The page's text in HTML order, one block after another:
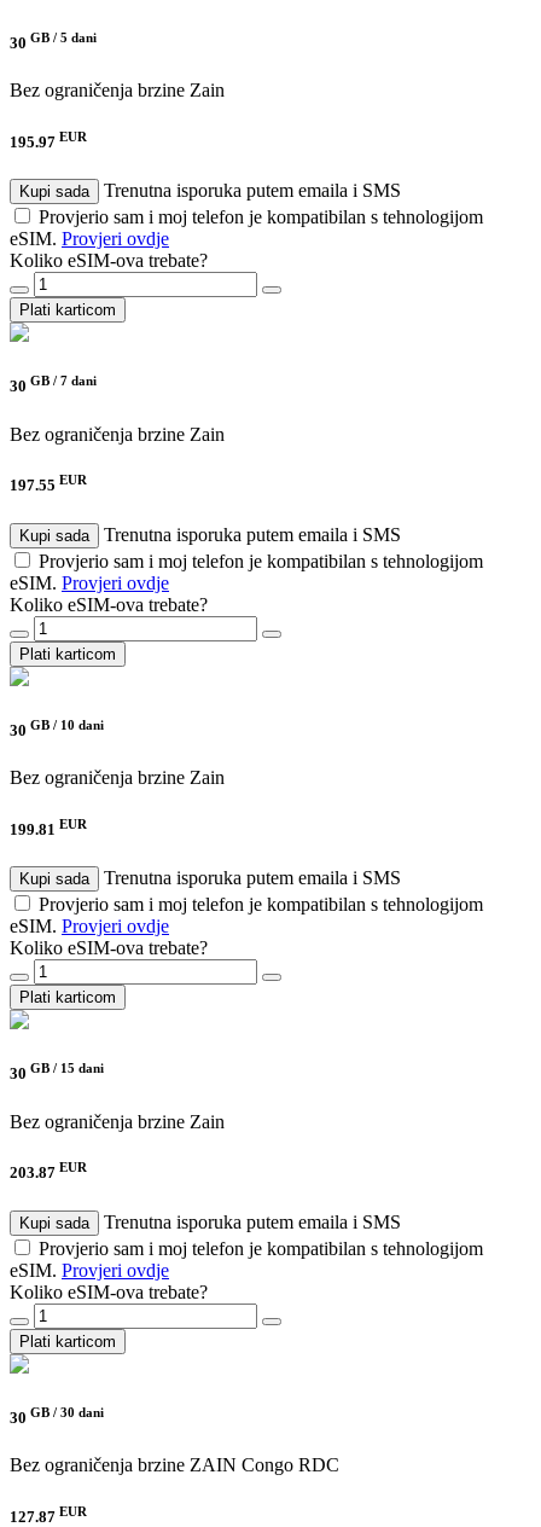
30 GB / 5 dani
Bez ograničenja brzine Zain
195.97 EUR
Kupi sada
Trenutna isporuka putem emaila i SMS
Provjerio sam i moj telefon je kompatibilan s tehnologijom
eSIM. Provjeri ovdje
Koliko eSIM-ova trebate?
Plati karticom
30 GB / 7 dani
Bez ograničenja brzine Zain
197.55 EUR
Kupi sada
Trenutna isporuka putem emaila i SMS
Provjerio sam i moj telefon je kompatibilan s tehnologijom
eSIM. Provjeri ovdje
Koliko eSIM-ova trebate?
Plati karticom
30 GB / 10 dani
Bez ograničenja brzine Zain
199.81 EUR
Kupi sada
Trenutna isporuka putem emaila i SMS
Provjerio sam i moj telefon je kompatibilan s tehnologijom
eSIM. Provjeri ovdje
Koliko eSIM-ova trebate?
Plati karticom
30 GB / 15 dani
Bez ograničenja brzine Zain
203.87 EUR
Kupi sada
Trenutna isporuka putem emaila i SMS
Provjerio sam i moj telefon je kompatibilan s tehnologijom
eSIM. Provjeri ovdje
Koliko eSIM-ova trebate?
Plati karticom
30 GB / 30 dani
Bez ograničenja brzine ZAIN Congo RDC
127.87 EUR